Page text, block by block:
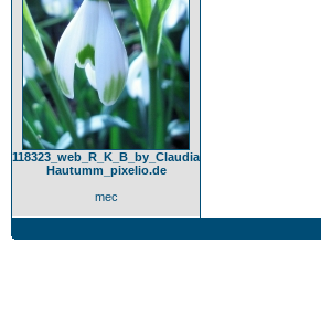
118323_web_R_K_B_by_Claudia
Hautumm_pixelio.de
mec